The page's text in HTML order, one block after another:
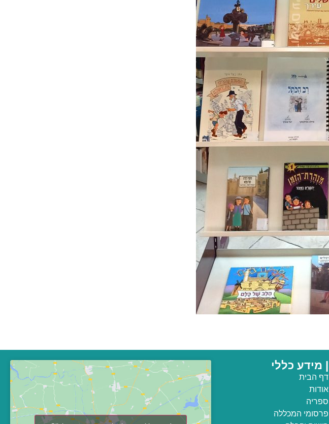
| מידע כללי
דף הבית
אודות
ספריה
פרסומי המכללה